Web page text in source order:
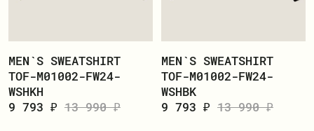
MEN`S SWEATSHIRT
TOF-M01002-FW24-
WSHKH
9 793 ₽ 13 990 ₽
MEN`S SWEATSHIRT
TOF-M01002-FW24-
WSHBK
9 793 ₽ 13 990 ₽